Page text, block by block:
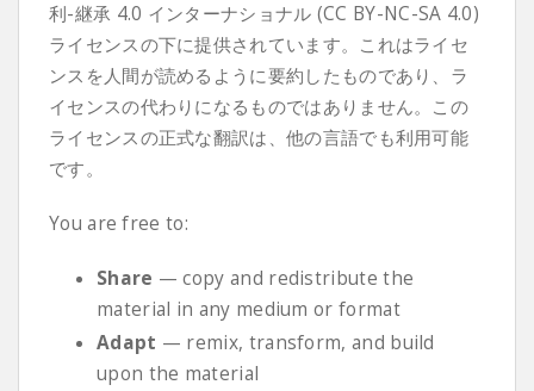
利-継承 4.0 インターナショナル (CC BY-NC-SA 4.0)
ライセンスの下に提供されています。これはライセ
ンスを人間が読めるように要約したものであり、ラ
イセンスの代わりになるものではありません。この
ライセンスの正式な翻訳は、他の言語でも利用可能
です。
You are free to:
Share — copy and redistribute the
material in any medium or format
Adapt — remix, transform, and build
upon the material